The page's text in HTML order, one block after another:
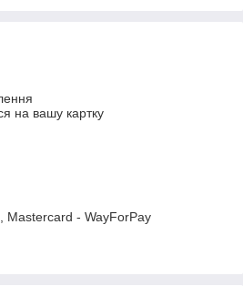
на вашу картку
Mastercard - WayForPay